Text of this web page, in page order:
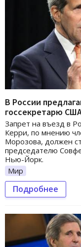
В России
госсекретарю
Запрет на въезд в
Керри, по мнению
Морозова, должен
председателю
Нью-Йорк.
Мир
Подробнее